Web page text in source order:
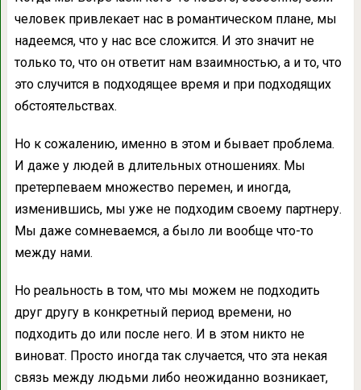
человек привлекает нас в романтическом плане, мы
надеемся, что у нас все сложится. И это значит не
только то, что он ответит нам взаимностью, а и то, что
это случится в подходящее время и при подходящих
обстоятельствах.
Но к сожалению, именно в этом и бывает проблема.
И даже у людей в длительных отношениях. Мы
претерпеваем множество перемен, и иногда,
изменившись, мы уже не подходим своему партнеру.
Мы даже сомневаемся, а было ли вообще что-то
между нами.
Но реальность в том, что мы можем не подходить
друг другу в конкретный период времени, но
подходить до или после него. И в этом никто не
виноват. Просто иногда так случается, что эта некая
связь между людьми либо неожиданно возникает,